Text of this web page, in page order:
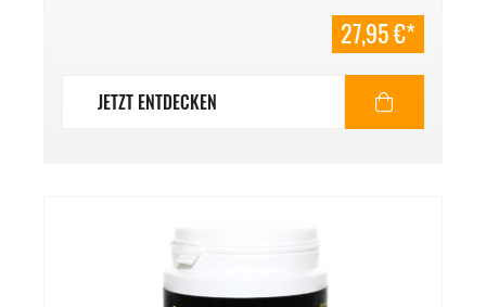
27,95 €*
JETZT ENTDECKEN